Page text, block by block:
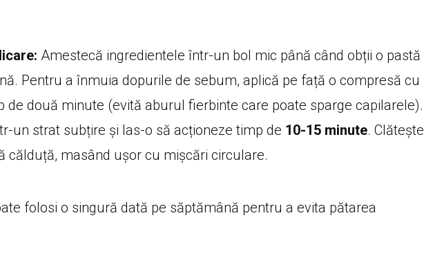
Amestecă ingredientele într-un bol mic până când obții o pastă
Pentru a înmuia dopurile de sebum, aplică pe față o compresă cu
de două minute (evită aburul fierbinte care poate sparge capilarele).
un strat subțire și las-o să acționeze timp de 10-15 minute. Clătește
călduță, masând ușor cu mișcări circulare.
folosi o singură dată pe săptămână pentru a evita pătarea